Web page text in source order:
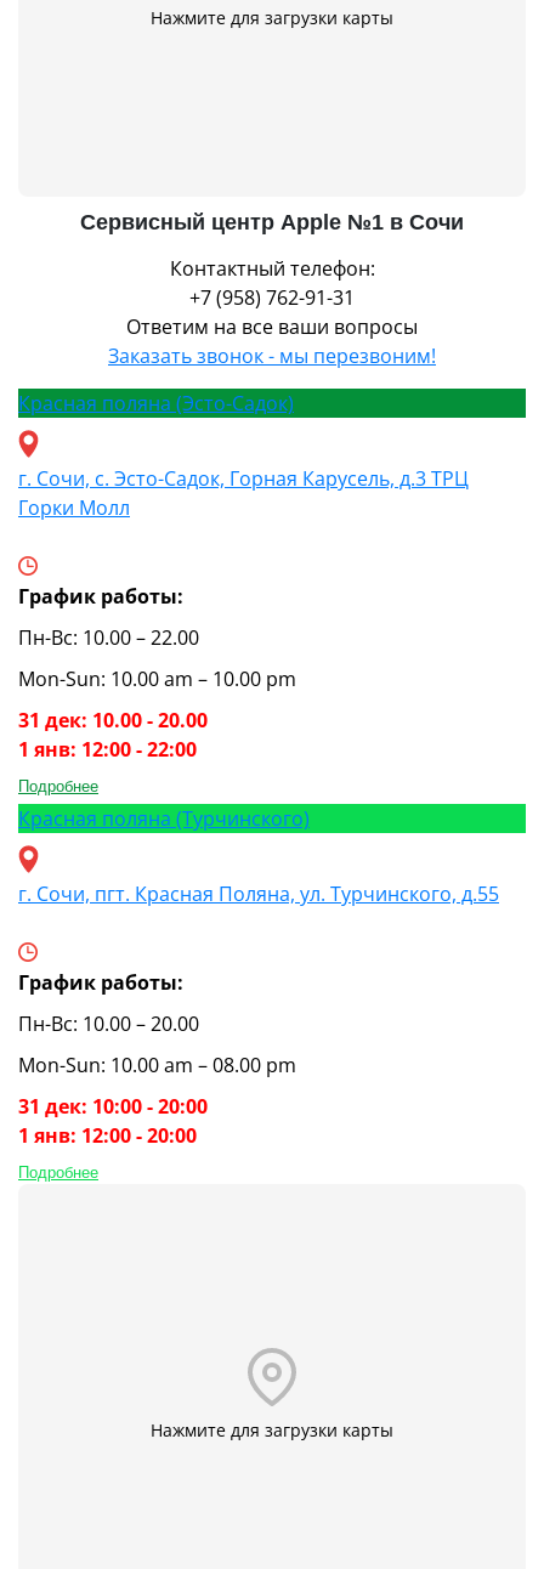
Нажмите для загрузки карты
Сервисный центр Apple №1 в Сочи
Контактный телефон:
+7 (958) 762-91-31
Ответим на все ваши вопросы
Заказать звонок - мы перезвоним!
Красная поляна (Эсто-Садок)
г. Сочи, с. Эсто-Садок, Горная Карусель, д.3 ТРЦ
Горки Молл
График работы:
Пн-Вс: 10.00 – 22.00
Mon-Sun: 10.00 am – 10.00 pm
31 дек: 10.00 - 20.00
1 янв: 12:00 - 22:00
Подробнее
Красная поляна (Турчинского)
г. Сочи, пгт. Красная Поляна, ул. Турчинского, д.55
График работы:
Пн-Вс: 10.00 – 20.00
Mon-Sun: 10.00 am – 08.00 pm
31 дек: 10:00 - 20:00
1 янв: 12:00 - 20:00
Подробнее
Нажмите для загрузки карты